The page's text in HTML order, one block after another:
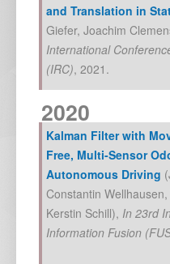
and Translation in
Giefer, Joachim
International
(IRC), 2021 .
2020
Kalman Filter with
Free, Multi-Sensor
Autonomous Driving (
Constantin Wellhausen,
Kerstin Schill), In 23rd
Information Fusion